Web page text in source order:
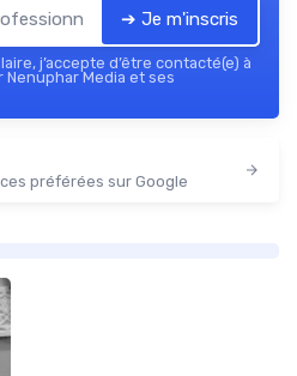
➔ Je m'inscris
j’accepte d’être contacté(e) à
Media et ses
préférées sur Google